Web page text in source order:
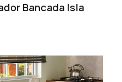
Bancada Isla